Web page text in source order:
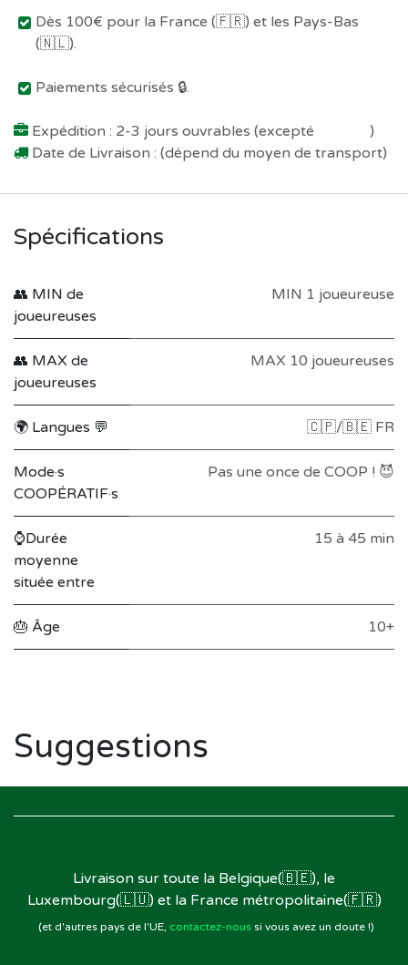
Dès 100€ pour la France (🇫🇷) et les Pays-Bas
(🇳🇱).
Paiements sécurisés 🔒.
Expédition : 2-3 jours ouvrables (excepté
)
Date de Livraison : (dépend du moyen de transport)
Spécifications
👥 MIN de
joueureuses
MIN 1 joueureuse
👥 MAX de
joueureuses
MAX 10 joueureuses
🌍 Langues 💬 🇨🇵/🇧🇪 FR
Mode·s
COOPÉRATIF·s
Pas une once de COOP ! 😈
⌚Durée
moyenne
située entre
15 à 45 min
🎂 Âge 10+
Suggestions
Livraison sur toute la Belgique(🇧🇪), le
Luxembourg(🇱🇺) et la France métropolitaine(🇫🇷)
(et d'autres pays de l'UE, contactez-noussi vous avez un doute !)